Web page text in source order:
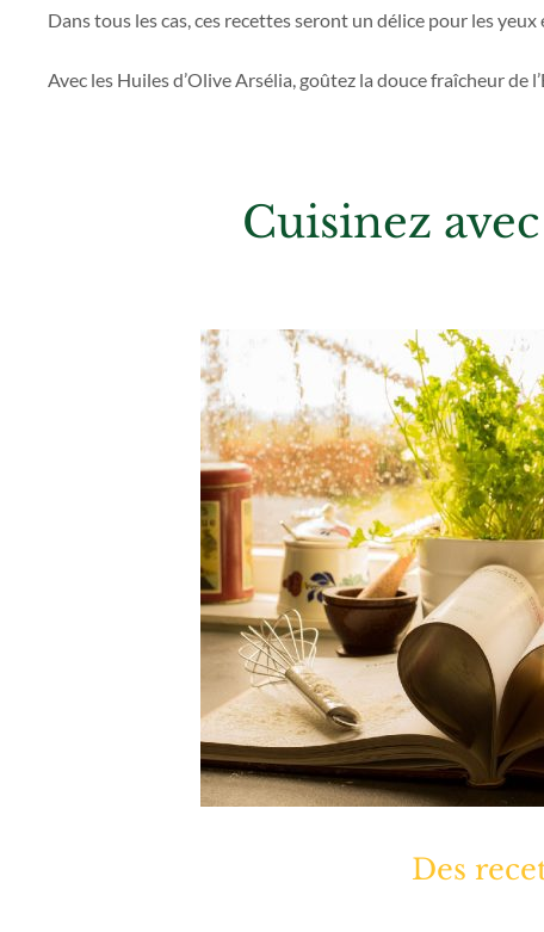
Dans tous les cas, ces recettes seront un délice pour les
Avec les Huiles d’Olive Arsélia, goûtez la douce fraîcheur de
Cuisinez
Des